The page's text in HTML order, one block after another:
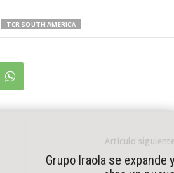
TCR SOUTH AMERICA
Artículo
Grupo Iraola se expande